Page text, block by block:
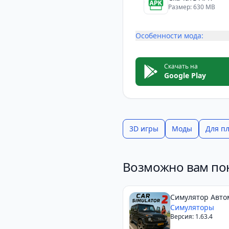
игра принесет вам
Размер: 630 MB
Особенности мода:
Скачать на
Google Play
3D игры Моды Для
Возможно вам
Симулятор
2
Симуляторы
Версия: 1.63.4